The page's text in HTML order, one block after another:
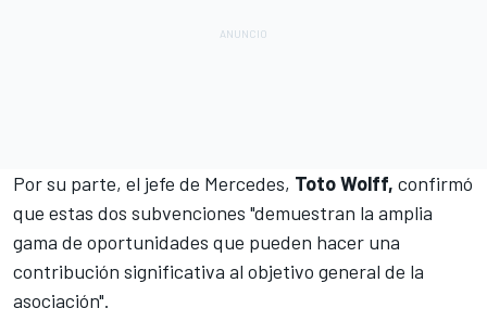
Por su parte, el jefe de Mercedes, Toto Wolff, confirmó
que estas dos subvenciones "demuestran la amplia
gama de oportunidades que pueden hacer una
contribución significativa al objetivo general de la
asociación".